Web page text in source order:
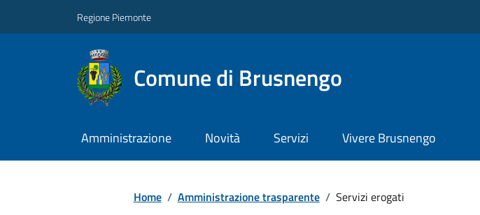
Regione Piemonte
Comune di Brusnengo
Amministrazione Novità Servizi Vivere Brusnengo
Home / Amministrazione trasparente / Servizi erogati